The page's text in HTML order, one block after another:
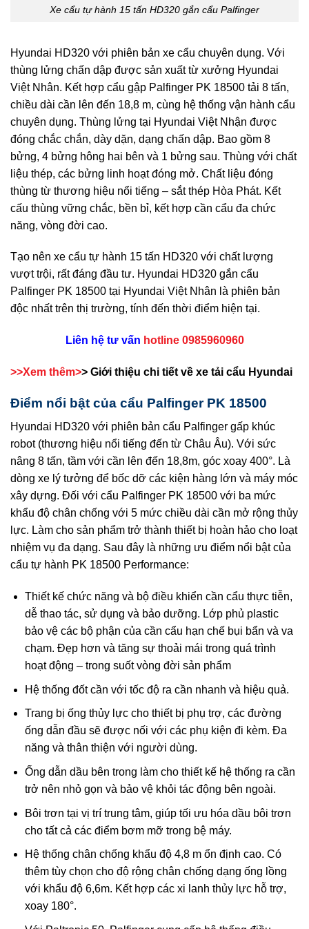
Xe cẩu tự hành 15 tấn HD320 gắn cẩu Palfinger
Hyundai HD320 với phiên bản xe cẩu chuyên dụng. Với
thùng lửng chấn dập được sản xuất từ xưởng Hyundai
Việt Nhân. Kết hợp cẩu gập Palfinger PK 18500 tải 8 tấn,
chiều dài cần lên đến 18,8 m, cùng hệ thống vận hành cẩu
chuyên dụng. Thùng lửng tại Hyundai Việt Nhận được
đóng chắc chắn, dày dặn, dạng chấn dập. Bao gồm 8
bửng, 4 bửng hông hai bên và 1 bửng sau. Thùng với chất
liệu thép, các bửng linh hoạt đóng mở. Chất liệu đóng
thùng từ thương hiệu nổi tiếng – sắt thép Hòa Phát. Kết
cấu thùng vững chắc, bền bỉ, kết hợp cần cẩu đa chức
năng, vòng đời cao.
Tạo nên xe cẩu tự hành 15 tấn HD320 với chất lượng
vượt trội, rất đáng đầu tư. Hyundai HD320 gắn cẩu
Palfinger PK 18500 tại Hyundai Việt Nhân là phiên bản
độc nhất trên thị trường, tính đến thời điểm hiện tại.
Liên hệ tư vấn hotline 0985960960
>>Xem thêm>> Giới thiệu chi tiết về xe tải cẩu Hyundai
Điểm nổi bật của cẩu Palfinger PK 18500
Hyundai HD320 với phiên bản cẩu Palfinger gấp khúc
robot (thương hiệu nổi tiếng đến từ Châu Âu). Với sức
nâng 8 tấn, tầm với cần lên đến 18,8m, góc xoay 400°. Là
dòng xe lý tưởng để bốc dỡ các kiện hàng lớn và máy móc
xây dựng. Đối với cẩu Palfinger PK 18500 với ba mức
khẩu độ chân chống với 5 mức chiều dài cần mở rộng thủy
lực. Làm cho sản phẩm trở thành thiết bị hoàn hảo cho loạt
nhiệm vụ đa dạng. Sau đây là những ưu điểm nổi bật của
cẩu tự hành PK 18500 Performance:
Thiết kế chức năng và bộ điều khiển cần cẩu thực tiễn,
dễ thao tác, sử dụng và bảo dưỡng. Lớp phủ plastic
bảo vệ các bộ phận của cần cẩu hạn chế bụi bẩn và va
chạm. Đẹp hơn và tăng sự thoải mái trong quá trình
hoạt động – trong suốt vòng đời sản phẩm
Hệ thống đốt cần với tốc độ ra cần nhanh và hiệu quả.
Trang bị ống thủy lực cho thiết bị phụ trợ, các đường
ống dẫn đầu sẽ được nối với các phụ kiện đi kèm. Đa
năng và thân thiện với người dùng.
Ống dẫn dầu bên trong làm cho thiết kế hệ thống ra cần
trở nên nhỏ gọn và bảo vệ khỏi tác động bên ngoài.
Bôi trơn tại vị trí trung tâm, giúp tối ưu hóa dầu bôi trơn
cho tất cả các điểm bơm mỡ trong bệ máy.
Hệ thống chân chống khẩu độ 4,8 m ổn định cao. Có
thêm tùy chọn cho độ rộng chân chống dạng ống lồng
với khẩu độ 6,6m. Kết hợp các xi lanh thủy lực hỗ trợ,
xoay 180°.